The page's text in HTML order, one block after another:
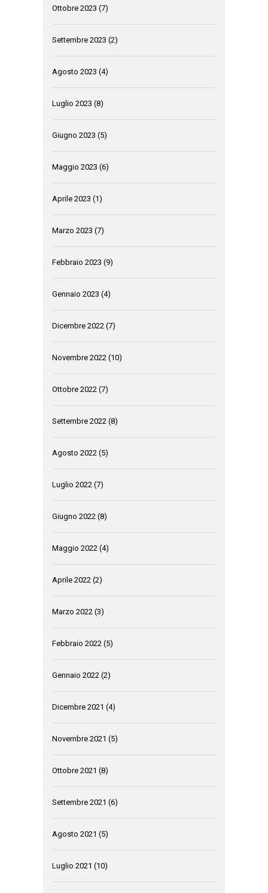
Ottobre 2023 (7)
Settembre 2023 (2)
Agosto 2023 (4)
Luglio 2023 (8)
Giugno 2023 (5)
Maggio 2023 (6)
Aprile 2023 (1)
Marzo 2023 (7)
Febbraio 2023 (9)
Gennaio 2023 (4)
Dicembre 2022 (7)
Novembre 2022 (10)
Ottobre 2022 (7)
Settembre 2022 (8)
Agosto 2022 (5)
Luglio 2022 (7)
Giugno 2022 (8)
Maggio 2022 (4)
Aprile 2022 (2)
Marzo 2022 (3)
Febbraio 2022 (5)
Gennaio 2022 (2)
Dicembre 2021 (4)
Novembre 2021 (5)
Ottobre 2021 (8)
Settembre 2021 (6)
Agosto 2021 (5)
Luglio 2021 (10)